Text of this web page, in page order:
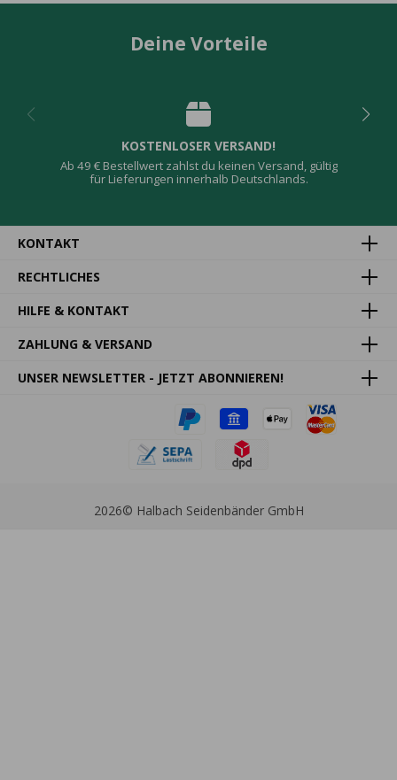
Deine Vorteile
KOSTENLOSER VERSAND!
Ab 49 € Bestellwert zahlst du keinen Versand, gültig
für Lieferungen innerhalb Deutschlands.
KONTAKT
RECHTLICHES
HILFE & KONTAKT
ZAHLUNG & VERSAND
UNSER NEWSLETTER - JETZT ABONNIEREN!
2026© Halbach Seidenbänder GmbH